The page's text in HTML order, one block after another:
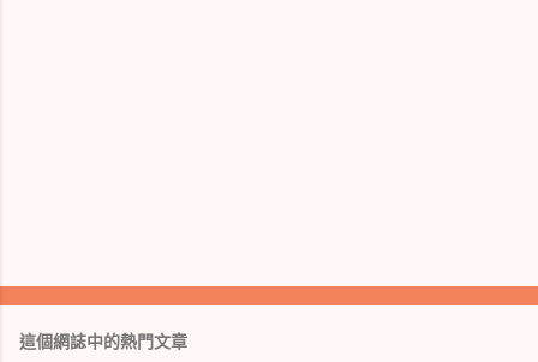
這個網誌中的熱門文章